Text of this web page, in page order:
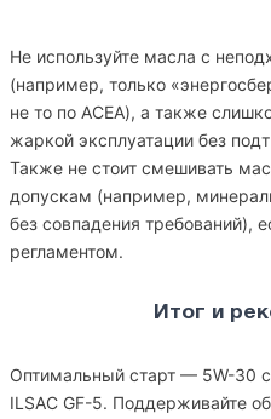
Не используйте масла с
(например, только
не то по ACEA), а также
жаркой эксплуатации без
Также не стоит смешивать
допускам (например,
без совпадения требований),
регламентом.
Итог и
Оптимальный старт — 5W-30 с
ILSAC GF-5. Поддерживайте